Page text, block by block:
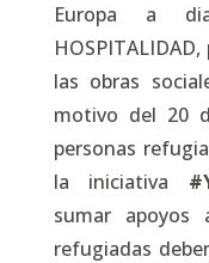
Europa a
las obras
motivo del 20
personas
la iniciativa
sumar apoyos
refugiadas